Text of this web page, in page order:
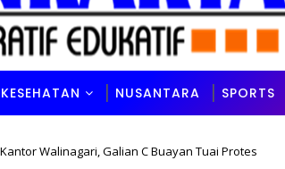
KESEHATAN NUSANTARA SPORTS
Walinagari, Galian C Buayan Tuai Protes